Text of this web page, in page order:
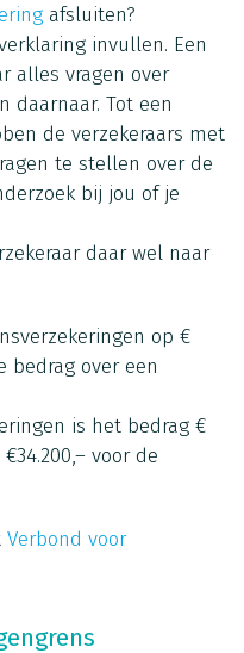
afsluiten?
invullen. Een
alles vragen over
daarnaar. Tot een
de verzekeraars met
te stellen over de
bij jou of je
daar wel naar
op €
bedrag over een
is het bedrag €
voor de
Verbond voor